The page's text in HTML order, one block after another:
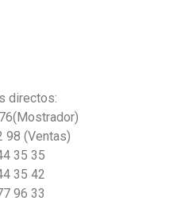
directos:
98 (Ventas)
35 35
35 42
96 33